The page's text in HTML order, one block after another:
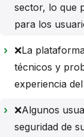
sector, lo que
para los
❌La
técnicos y
experiencia
❌Algunos
seguridad de